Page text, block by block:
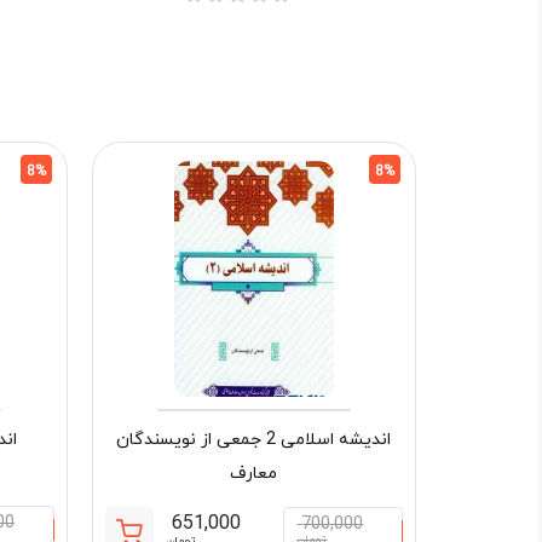
8%
اندیشه اسلامی 2 جمعی از نویسندگان
معارف
700,000
651,000
8%